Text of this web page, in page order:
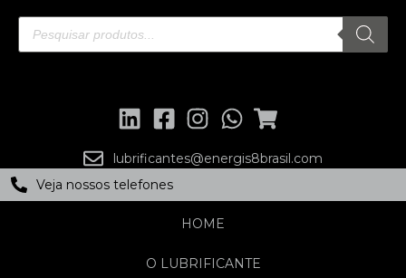
lubrificantes@energis8brasil.com
Veja nossos telefones
HOME
O LUBRIFICANTE